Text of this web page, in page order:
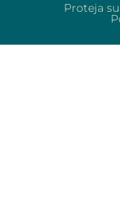
Proteja